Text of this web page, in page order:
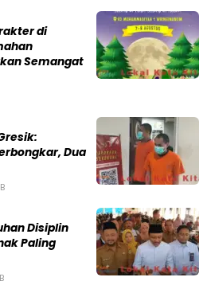
di
Semangat
Dua
Disiplin
Paling